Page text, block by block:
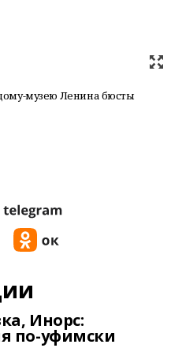
музею Ленина бюсты
Инорс:
по-уфимски